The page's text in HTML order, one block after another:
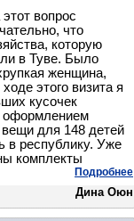
вопрос
что
которую
в Туве. Было
женщина,
этого визита я
кусочек
оформлением
вещи для 148 детей
в республику. Уже
комплекты
Подробнее
Дина Оюн